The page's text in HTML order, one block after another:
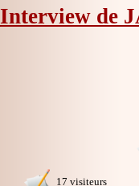
Interview de
17 visiteurs